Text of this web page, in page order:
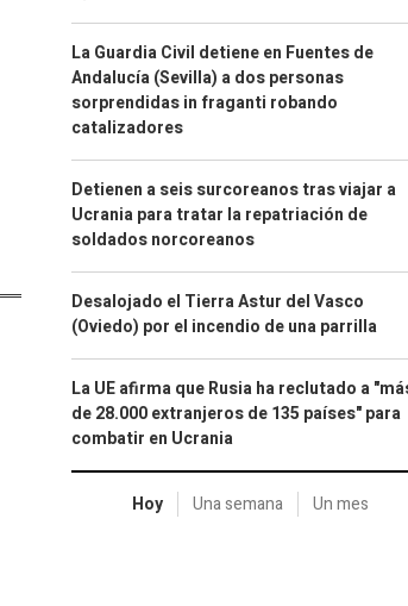
La Guardia Civil detiene en Fuentes de
Andalucía (Sevilla) a dos personas
sorprendidas in fraganti robando
catalizadores
Detienen a seis surcoreanos tras viajar a
Ucrania para tratar la repatriación de
soldados norcoreanos
Desalojado el Tierra Astur del Vasco
(Oviedo) por el incendio de una parrilla
La UE afirma que Rusia ha reclutado a
de 28.000 extranjeros de 135 países" para
combatir en Ucrania
Hoy Una semana Un mes